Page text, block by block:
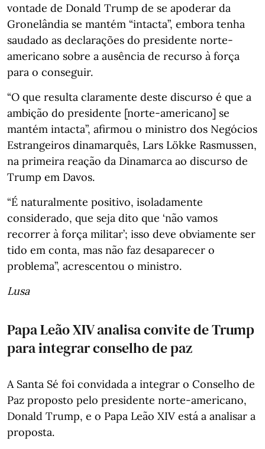
vontade de Donald Trump de se apoderar da
Gronelândia se mantém “intacta”, embora tenha
saudado as declarações do presidente norte-
americano sobre a ausência de recurso à força
para o conseguir.
“O que resulta claramente deste discurso é que a
ambição do presidente [norte-americano] se
mantém intacta”, afirmou o ministro dos Negócios
Estrangeiros dinamarquês, Lars Lökke Rasmussen,
na primeira reação da Dinamarca ao discurso de
Trump em Davos.
“É naturalmente positivo, isoladamente
considerado, que seja dito que ‘não vamos
recorrer à força militar’; isso deve obviamente ser
tido em conta, mas não faz desaparecer o
problema”, acrescentou o ministro.
Lusa
Papa Leão XIV analisa convite de Trump
para integrar conselho de paz
A Santa Sé foi convidada a integrar o Conselho de
Paz proposto pelo presidente norte-americano,
Donald Trump, e o Papa Leão XIV está a analisar a
proposta.